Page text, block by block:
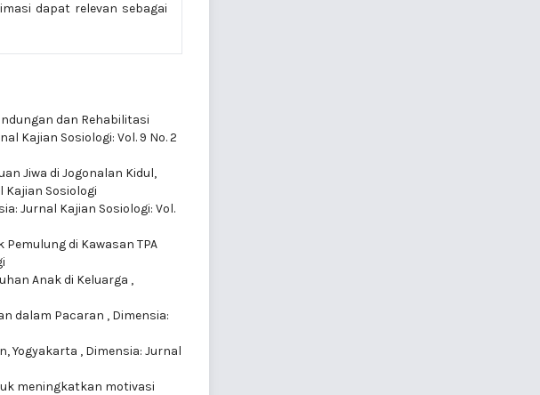
dapat relevan sebagai
dan Rehabilitasi
Kajian Sosiologi: Vol. 9 No. 2
Jiwa di Jogonalan Kidul,
Kajian Sosiologi
Jurnal Kajian Sosiologi: Vol.
di Kawasan TPA
Anak di Keluarga ,
dalam Pacaran , Dimensia:
Yogyakarta , Dimensia: Jurnal
meningkatkan motivasi